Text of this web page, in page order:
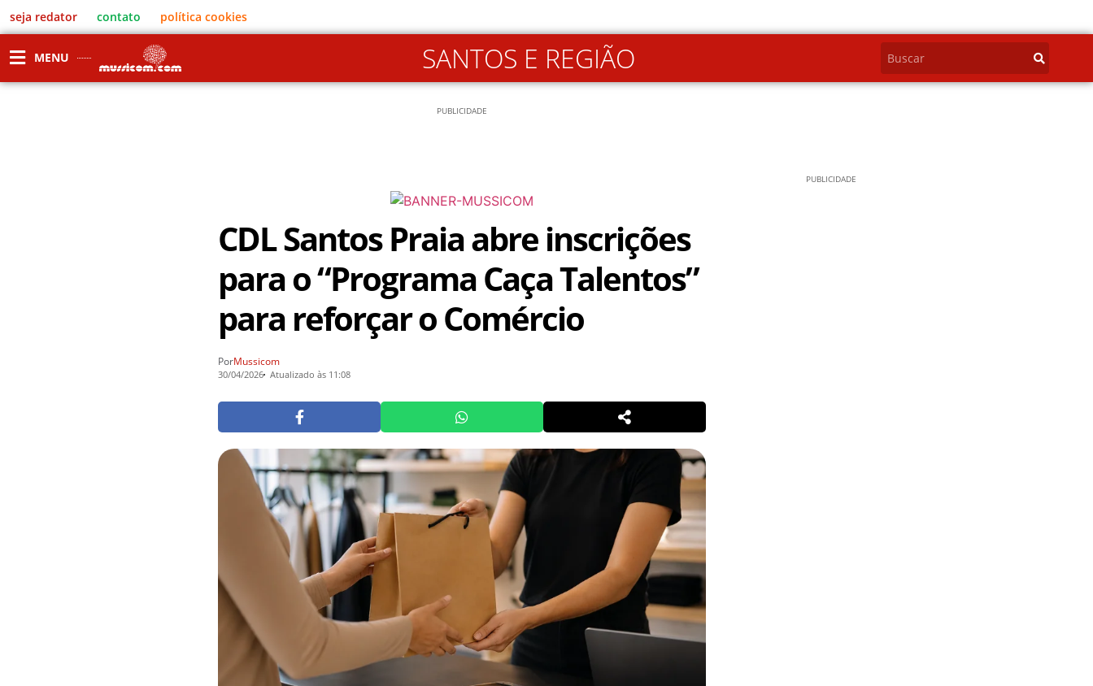
seja redator contato política cookies
MENU SANTOS E REGIÃO
PUBLICIDADE
CDL Santos Praia abre inscrições
para o “Programa Caça Talentos”
para reforçar o Comércio
PorMussicom
30/04/2026 Atualizado às 11:08
PUBLICIDADE